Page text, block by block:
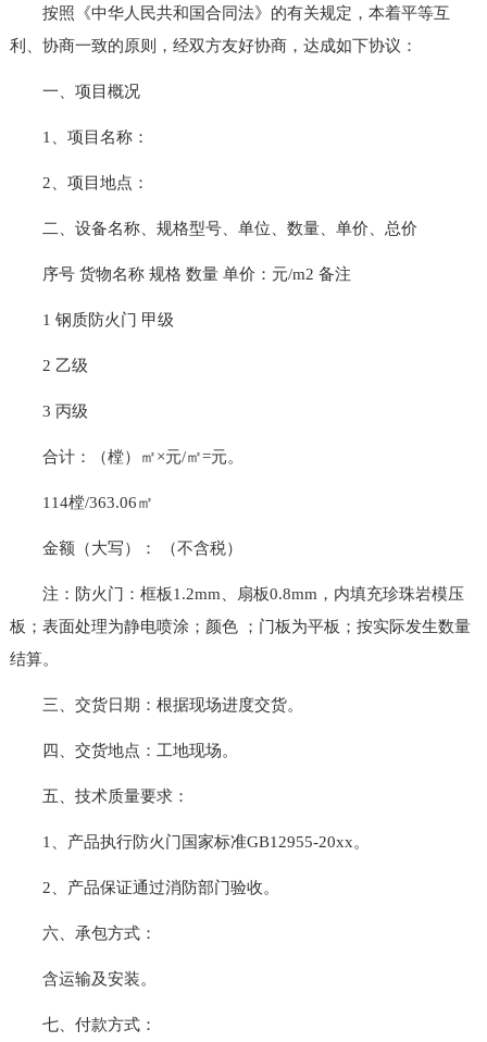
按照《中华人民共和国合同法》的有关规定，本着平等互
利、协商一致的原则，经双方友好协商，达成如下协议：
一、项目概况
1、项目名称：
2、项目地点：
二、设备名称、规格型号、单位、数量、单价、总价
序号 货物名称 规格 数量 单价：元/m2 备注
1 钢质防火门 甲级
2 乙级
3 丙级
合计：（樘）㎡×元/㎡=元。
114樘/363.06㎡
金额（大写）： （不含税）
注：防火门：框板1.2mm、扇板0.8mm，内填充珍珠岩模压
板；表面处理为静电喷涂；颜色 ；门板为平板；按实际发生数量
结算。
三、交货日期：根据现场进度交货。
四、交货地点：工地现场。
五、技术质量要求：
1、产品执行防火门国家标准GB12955-20xx。
2、产品保证通过消防部门验收。
六、承包方式：
含运输及安装。
七、付款方式：